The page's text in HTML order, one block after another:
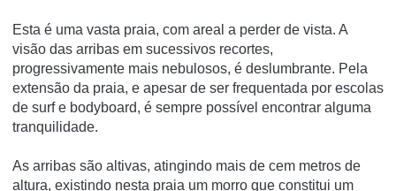
Esta é uma vasta praia, com areal a perder de vista. A
visão das arribas em sucessivos recortes,
progressivamente mais nebulosos, é deslumbrante. Pela
extensão da praia, e apesar de ser frequentada por escolas
de surf e bodyboard, é sempre possível encontrar alguma
tranquilidade.
As arribas são altivas, atingindo mais de cem metros de
altura, existindo nesta praia um morro que constitui um